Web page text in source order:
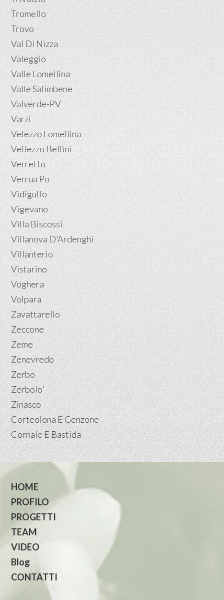
Tromello
Trovo
Val Di Nizza
Valeggio
Valle Lomellina
Valle Salimbene
Valverde-PV
Varzi
Velezzo Lomellina
Vellezzo Bellini
Verretto
Verrua Po
Vidigulfo
Vigevano
Villa Biscossi
Villanova D'Ardenghi
Villanterio
Vistarino
Voghera
Volpara
Zavattarello
Zeccone
Zeme
Zenevredo
Zerbo
Zerbolo'
Zinasco
Corteolona E Genzone
Cornale E Bastida
HOME
PROFILO
PROGETTI
TEAM
VIDEO
Blog
CONTATTI